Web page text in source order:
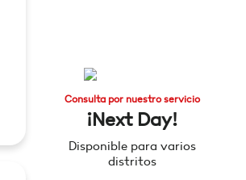
Consulta por nuestro servicio
¡Next Day!
Disponible para varios
distritos